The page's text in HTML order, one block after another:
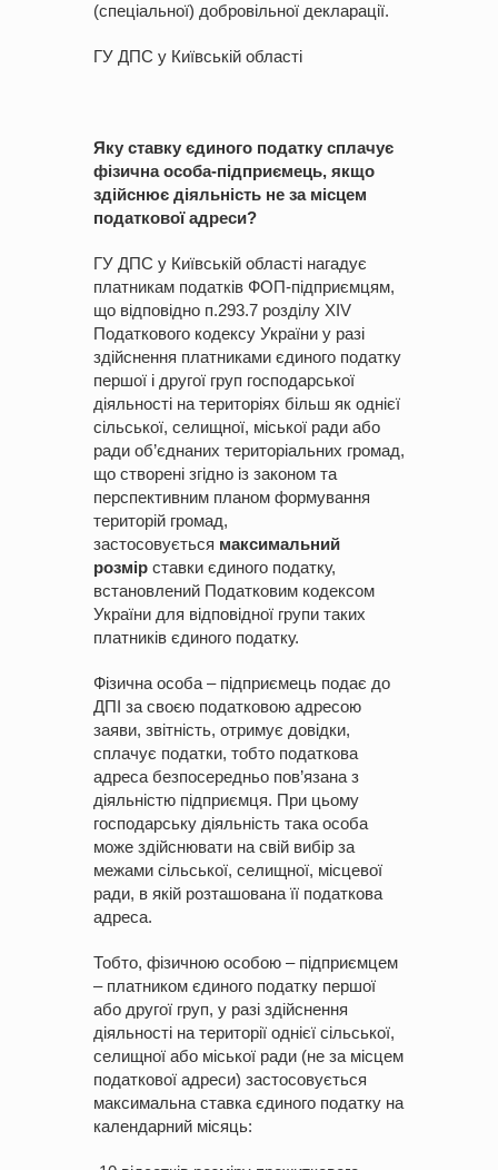
(спеціальної) добровільної декларації.
ГУ ДПС у Київській області
Яку ставку єдиного податку сплачує
фізична особа-підприємець, якщо
здійснює діяльність не за місцем
податкової адреси?
ГУ ДПС у Київській області нагадує
платникам податків ФОП-підприємцям,
що відповідно п.293.7 розділу XIV
Податкового кодексу України у разі
здійснення платниками єдиного податку
першої і другої груп господарської
діяльності на територіях більш як однієї
сільської, селищної, міської ради або
ради об’єднаних територіальних громад,
що створені згідно із законом та
перспективним планом формування
територій громад,
застосовується максимальний
розмір ставки єдиного податку,
встановлений Податковим кодексом
України для відповідної групи таких
платників єдиного податку.
Фізична особа – підприємець подає до
ДПІ за своєю податковою адресою
заяви, звітність, отримує довідки,
сплачує податки, тобто податкова
адреса безпосередньо пов’язана з
діяльністю підприємця. При цьому
господарську діяльність така особа
може здійснювати на свій вибір за
межами сільської, селищної, місцевої
ради, в якій розташована її податкова
адреса.
Тобто, фізичною особою – підприємцем
– платником єдиного податку першої
або другої груп, у разі здійснення
діяльності на території однієї сільської,
селищної або міської ради (не за місцем
податкової адреси) застосовується
максимальна ставка єдиного податку на
календарний місяць: